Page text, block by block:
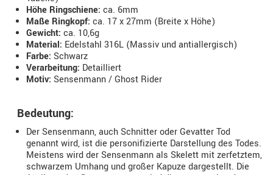
Höhe Ringschiene: ca. 6mm
Maße Ringkopf: ca. 17 x 27mm (Breite x Höhe)
Gewicht: ca. 10,6g
Material: Edelstahl 316L (Massiv und antiallergisch)
Farbe: Schwarz
Verarbeitung: Detailliert
Motiv: Sensenmann / Ghost Rider
Bedeutung:
Der Sensenmann, auch Schnitter oder Gevatter Tod
genannt wird, ist die personifizierte Darstellung des Todes.
Meistens wird der Sensenmann als Skelett mit zerfetztem,
schwarzem Umhang und großer Kapuze dargestellt. Die